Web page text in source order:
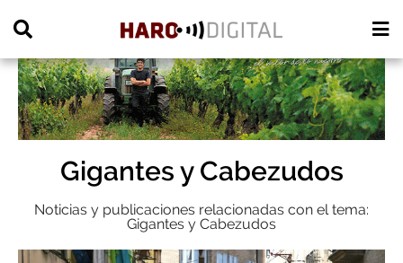
Gigantes y Cabezudos
Noticias y publicaciones relacionadas con el tema:
Gigantes y Cabezudos